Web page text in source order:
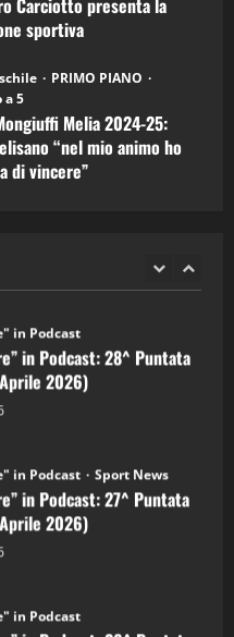
Carciotto presenta la
sportiva
PRIMO PIANO
a 5
Melia 2024-25:
“nel mio animo ho
di vincere”
in Podcast: 30^ Puntata
2026)
in Podcast
in Podcast: 28^ Puntata
2026)
in Podcast Sport News
in Podcast: 27^ Puntata
2026)
in Podcast